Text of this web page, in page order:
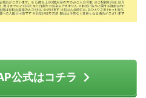
公式はコチラ